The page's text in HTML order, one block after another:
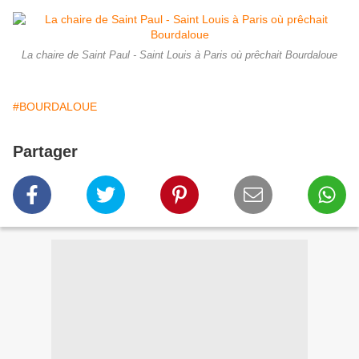
La chaire de Saint Paul - Saint Louis à Paris où prêchait Bourdaloue
#BOURDALOUE
Partager